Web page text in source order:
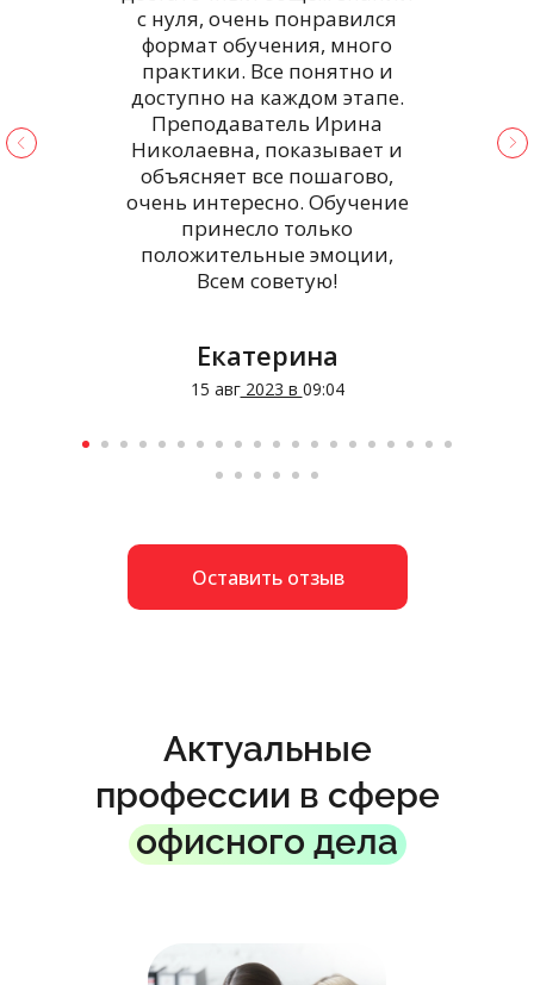
с нуля, очень понравился
формат обучения, много
практики. Все понятно и
доступно на каждом этапе.
Преподаватель Ирина
Николаевна, показывает и
объясняет все пошагово,
очень интересно. Обучение
принесло только
положительные эмоции,
Всем советую!
Екатерина
15 авг2023 в 09:04
Оставить отзыв
Актуальные
профессии в сфере
офисного дела